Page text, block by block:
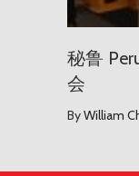
秘鲁
会
ByWilliam